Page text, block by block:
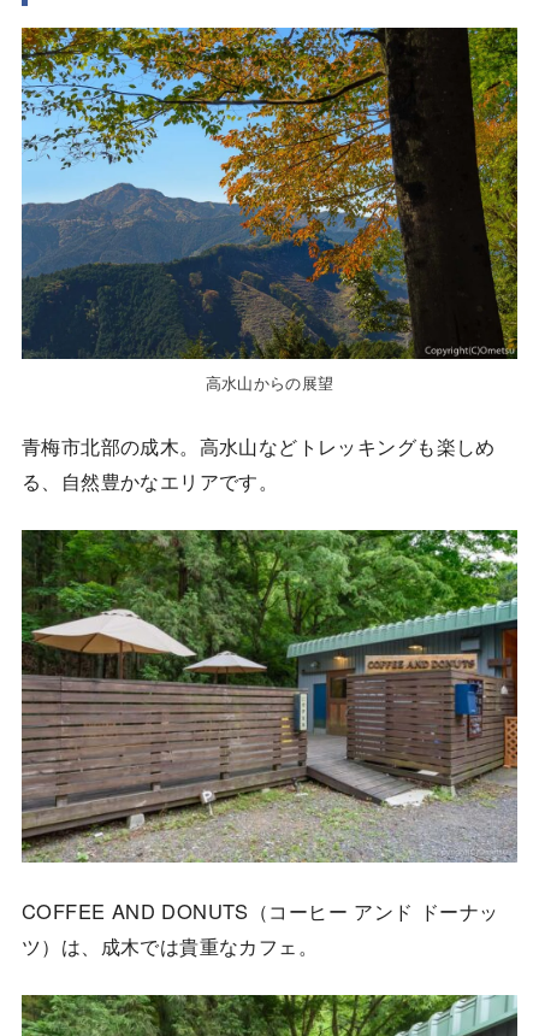
高水山からの展望
青梅市北部の成木。高水山などトレッキングも楽しめ
る、自然豊かなエリアです。
COFFEE AND DONUTS（コーヒー アンド ドーナッ
ツ）は、成木では貴重なカフェ。